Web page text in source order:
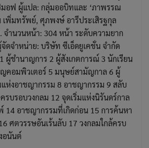
มอฟ ผู้แปล: กลุ่มออบิทและ ‘ภาพรรณ
พิ่มทรัพย์, ศุภพงษ์ อารีประเสิรฐกุล
จำนวนหน้า: 304 หน้า ระดับความยาก
ดจำหน่าย: บริษัท ซีเอ็ดยูเคชั่น จำกัด
ผู้ชำนาญการ 2 ผู้สังเกตการณ์ 3 นักเรียน
คอมพิวเตอร์ 5 มนุษย์สามัญกาล 6 ผู้
ห่งอาชญากรรม 8 อาชญากรรม 9 สลับ
รบรอบวงกลม 12 จุดเริ่มแห่งนิรันดร์กาล
14 อาชญากรรมที่เกิดก่อน 15 การค้นหา
ศตวรรษอันเร้นลับ 17 วงกลมใกล้ครบ
อนันต์